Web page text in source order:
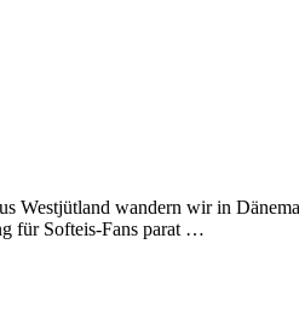
wandern wir in
für Softeis-Fans parat …